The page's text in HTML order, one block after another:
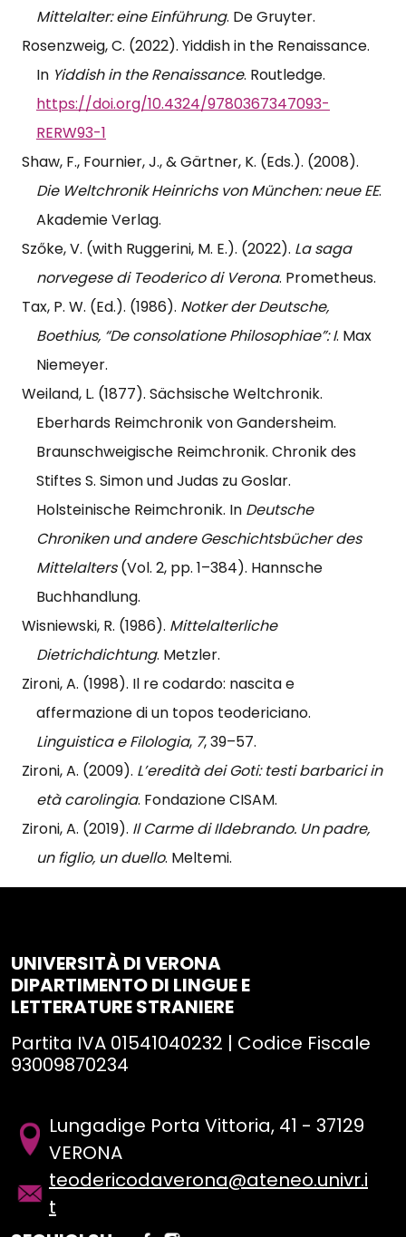
Mittelalter: eine Einführung. De Gruyter.
Rosenzweig, C. (2022). Yiddish in the Renaissance.
In Yiddish in the Renaissance. Routledge.
https://doi.org/10.4324/9780367347093-
RERW93-1
Shaw, F., Fournier, J., & Gärtner, K. (Eds.). (2008).
Die Weltchronik Heinrichs von München: neue EE.
Akademie Verlag.
Szőke, V. (with Ruggerini, M. E.). (2022). La saga
norvegese di Teoderico di Verona. Prometheus.
Tax, P. W. (Ed.). (1986). Notker der Deutsche,
Boethius, “De consolatione Philosophiae”: I. Max
Niemeyer.
Weiland, L. (1877). Sächsische Weltchronik.
Eberhards Reimchronik von Gandersheim.
Braunschweigische Reimchronik. Chronik des
Stiftes S. Simon und Judas zu Goslar.
Holsteinische Reimchronik. In Deutsche
Chroniken und andere Geschichtsbücher des
Mittelalters(Vol. 2, pp. 1–384). Hannsche
Buchhandlung.
Wisniewski, R. (1986). Mittelalterliche
Dietrichdichtung. Metzler.
Zironi, A. (1998). Il re codardo: nascita e
affermazione di un topos teodericiano.
Linguistica e Filologia, 7, 39–57.
Zironi, A. (2009). L’eredità dei Goti: testi barbarici in
età carolingia. Fondazione CISAM.
Zironi, A. (2019). Il Carme di Ildebrando. Un padre,
un figlio, un duello. Meltemi.
UNIVERSITÀ DI VERONA
DIPARTIMENTO DI LINGUE E
LETTERATURE STRANIERE
Partita IVA 01541040232 | Codice Fiscale
93009870234
Lungadige Porta Vittoria, 41 - 37129
VERONA
teodericodaverona@ateneo.univr.i
t